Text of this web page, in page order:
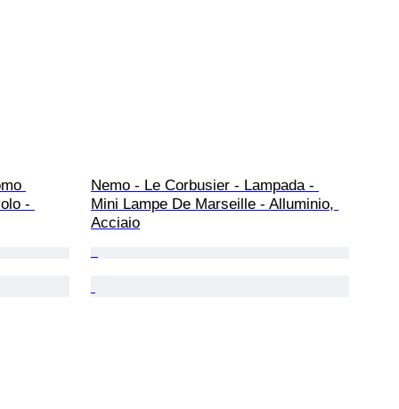
-
Nemo - Le Corbusier - Lampada -
Mini Lampe De Marseille - Alluminio,
Acciaio